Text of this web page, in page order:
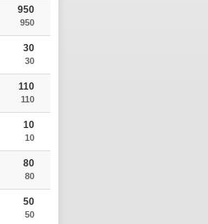
950
950
30
30
110
110
10
10
80
80
50
50